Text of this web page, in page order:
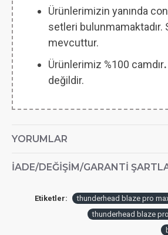
Ürünlerimizin yanında
setleri bulunmamaktadır.
mevcuttur.
Ürünlerimiz %100 camdır.
değildir.
YORUMLAR
İADE/DEĞIŞIM/GARANTI
Etiketler:
thunderhead blaze pro
thunderhead blaze